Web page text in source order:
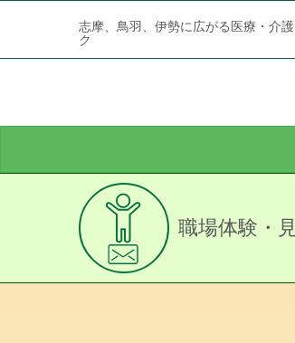
志摩、鳥羽、伊勢に広がる医療・介
ク
職場体験・